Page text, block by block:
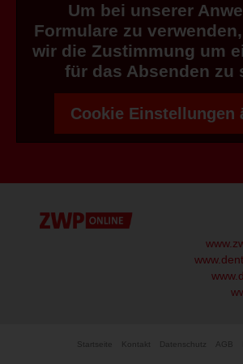
Um bei unserer
Formulare zu
wir die Zustimmung um
für das Absenden zu
Cookie Einstellungen
Startseite Kontakt Datenschutz AGB